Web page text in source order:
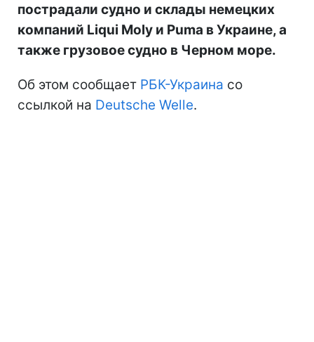
пострадали судно и склады немецких
компаний Liqui Moly и Puma в Украине, а
также грузовое судно в Черном море.
Об этом сообщает РБК-Украина со
ссылкой на Deutsche Welle.